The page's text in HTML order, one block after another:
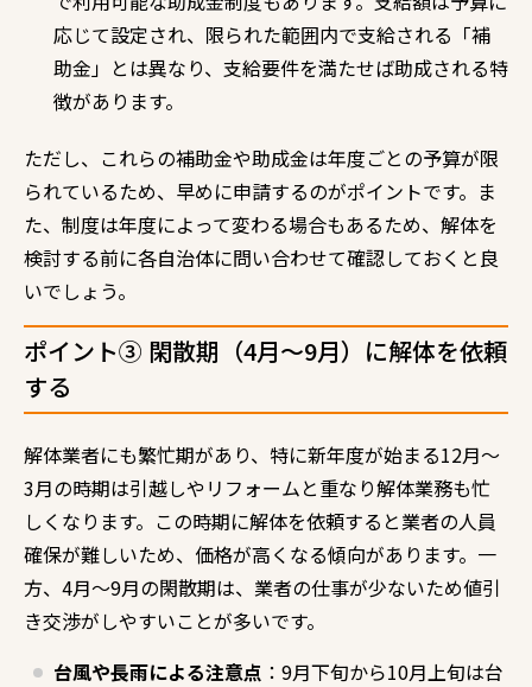
応じて設定され、限られた範囲内で支給される「補
助金」とは異なり、支給要件を満たせば助成される特
徴があります。
ただし、これらの補助金や助成金は年度ごとの予算が限
られているため、早めに申請するのがポイントです。ま
た、制度は年度によって変わる場合もあるため、解体を
検討する前に各自治体に問い合わせて確認しておくと良
いでしょう。
ポイント③ 閑散期（4月～9月）に解体を依頼
する
解体業者にも繁忙期があり、特に新年度が始まる12月〜
3月の時期は引越しやリフォームと重なり解体業務も忙
しくなります。この時期に解体を依頼すると業者の人員
確保が難しいため、価格が高くなる傾向があります。一
方、4月～9月の閑散期は、業者の仕事が少ないため値引
き交渉がしやすいことが多いです。
台風や長雨による注意点 ：9月下旬から10月上旬は台